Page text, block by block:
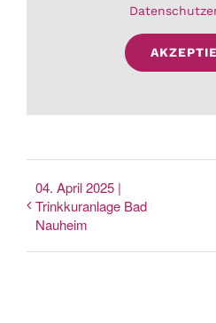
04. April 2025 |
Trinkkuranlage Bad
Nauheim